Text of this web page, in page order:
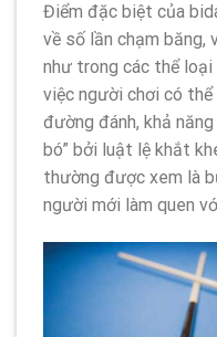
Điểm đặc biệt của
về số lần chạm băng,
như trong các thể loại
việc người chơi có
đường đánh, khả
bó” bởi luật lệ khắt
thường được xem là
người mới làm quen